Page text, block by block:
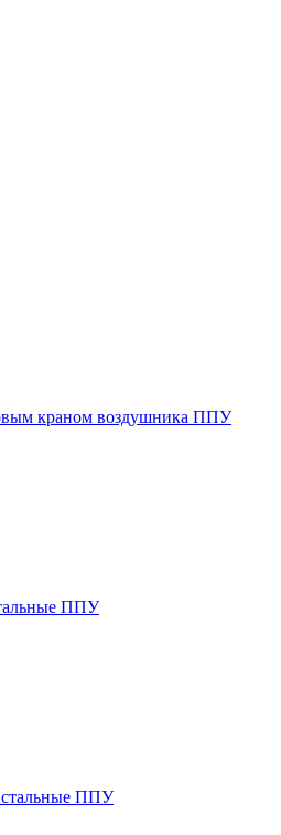
краном воздушника ППУ
ППУ
стальные ППУ